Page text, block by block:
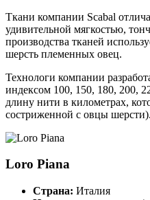
Ткани компании Scabal
удивительной мягкостью,
производства тканей
шерсть племенных овец.
Технологи компании
индексом 100, 150, 180, 200,
длину нити в километрах,
состриженной с овцы шерсти).
Loro Piana
Страна: Италия